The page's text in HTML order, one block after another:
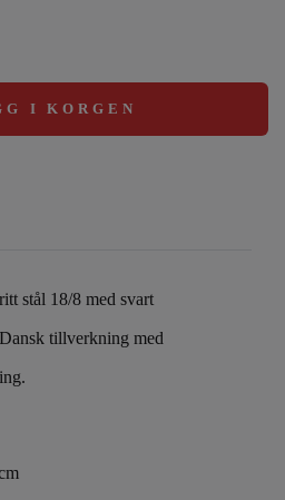
I KORGEN
stål 18/8 med svart
tillverkning med